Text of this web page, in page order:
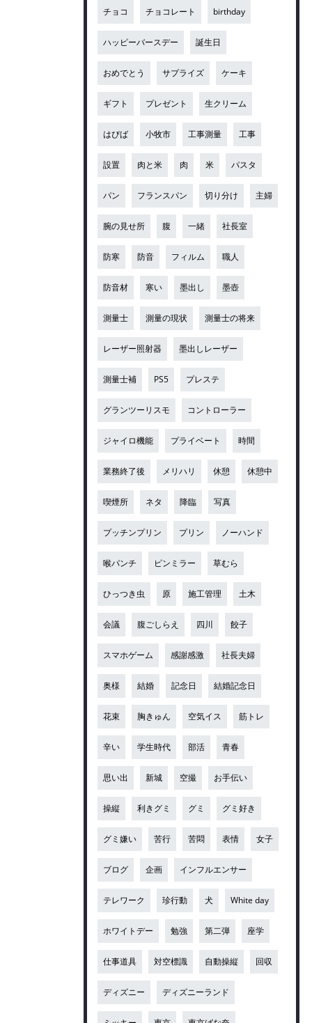
チョコ チョコレート birthday
ハッピーバースデー 誕生日
おめでとう サプライズ ケーキ
ギフト プレゼント 生クリーム
はぴば 小牧市 工事測量 工事
設置 肉と米 肉 米 パスタ
パン フランスパン 切り分け 主婦
腕の見せ所 腹 一緒 社長室
防寒 防音 フィルム 職人
防音材 寒い 墨出し 墨壺
測量士 測量の現状 測量士の将来
レーザー照射器 墨出しレーザー
測量士補 PS5 プレステ
グランツーリスモ コントローラー
ジャイロ機能 プライベート 時間
業務終了後 メリハリ 休憩 休憩中
喫煙所 ネタ 降臨 写真
プッチンプリン プリン ノーハンド
喉パンチ ピンミラー 草むら
ひっつき虫 原 施工管理 土木
会議 腹ごしらえ 四川 餃子
スマホゲーム 感謝感激 社長夫婦
奥様 結婚 記念日 結婚記念日
花束 胸きゅん 空気イス 筋トレ
辛い 学生時代 部活 青春
思い出 新城 空撮 お手伝い
操縦 利きグミ グミ グミ好き
グミ嫌い 苦行 苦悶 表情 女子
ブログ 企画 インフルエンサー
テレワーク 珍行動 犬 White day
ホワイトデー 勉強 第二弾 座学
仕事道具 対空標識 自動操縦 回収
ディズニー ディズニーランド